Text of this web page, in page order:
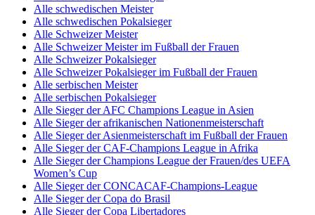
Alle schwedischen Meister
Alle schwedischen Pokalsieger
Alle Schweizer Meister
Alle Schweizer Meister im Fußball der Frauen
Alle Schweizer Pokalsieger
Alle Schweizer Pokalsieger im Fußball der Frauen
Alle serbischen Meister
Alle serbischen Pokalsieger
Alle Sieger der AFC Champions League in Asien
Alle Sieger der afrikanischen Nationenmeisterschaft
Alle Sieger der Asienmeisterschaft im Fußball der Frauen
Alle Sieger der CAF-Champions League in Afrika
Alle Sieger der Champions League der Frauen/des UEFA
Women’s Cup
Alle Sieger der CONCACAF-Champions-League
Alle Sieger der Copa do Brasil
Alle Sieger der Copa Libertadores